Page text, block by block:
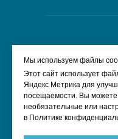
+7 926
Мы используем файлы
Этот сайт использует
Яндекс Метрика для
посещаемости. Вы можете
необязательные или
в Политике